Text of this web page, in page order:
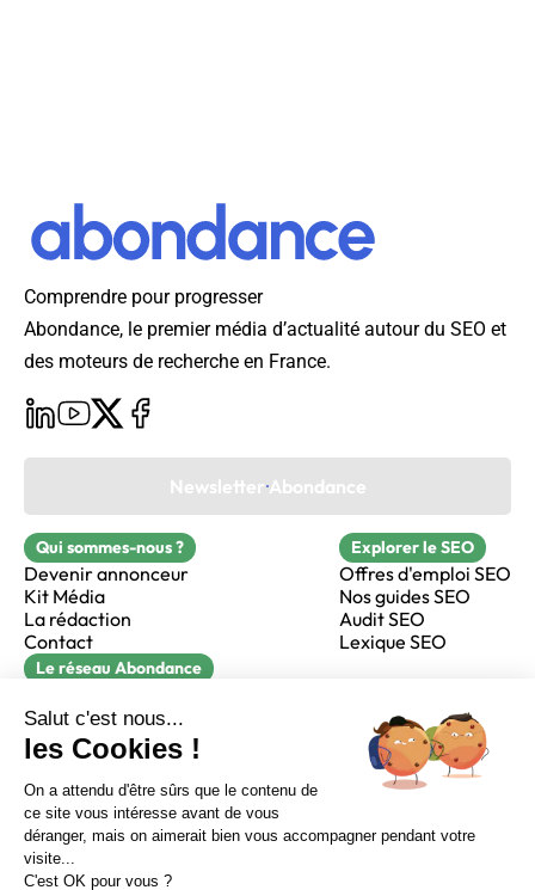
Sur LinkedIn Sur Youtube
Sur X Sur Facebook
Comprendre pour progresser
Abondance, le premier média d’actualité autour du SEO et
des moteurs de recherche en France.
Newsletter Abondance
Qui sommes-nous ?
Devenir annonceur
Kit Média
La rédaction
Contact
Explorer le SEO
Offres d'emploi SEO
Nos guides SEO
Audit SEO
Lexique SEO
Le réseau Abondance
Réacteur
alfie formation